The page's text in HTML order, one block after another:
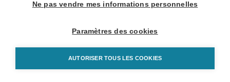
Ne pas vendre mes informations personnelles
Paramètres des cookies
AUTORISER TOUS LES COOKIES